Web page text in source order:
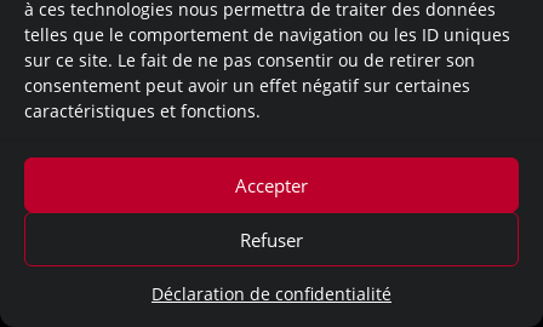
à ces technologies nous permettra de traiter des données
telles que le comportement de navigation ou les ID uniques
sur ce site. Le fait de ne pas consentir ou de retirer son
consentement peut avoir un effet négatif sur certaines
caractéristiques et fonctions.
Accepter
Refuser
Déclaration de confidentialité